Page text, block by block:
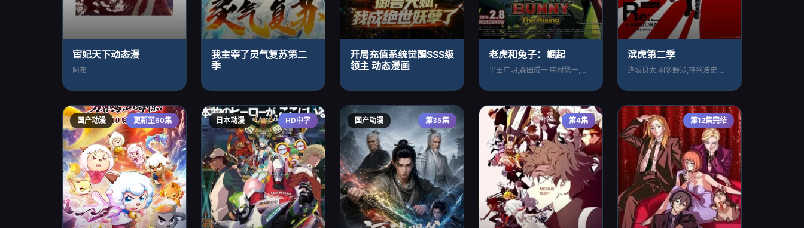
宦妃天下动态漫
阿布
我主宰了灵气复苏第二
季
开局充值系统觉醒SSS级
领主 动态漫画
老虎和兔子：崛起
平田广明,森田成一,中村悠一,寿美菜子,
滨虎第二季
逢坂良太,羽多野涉,神谷浩史,加藤英美里
国产动漫 更新至60集 日本动漫 HD中字 国产动漫 第35集 第4集 第12集完结